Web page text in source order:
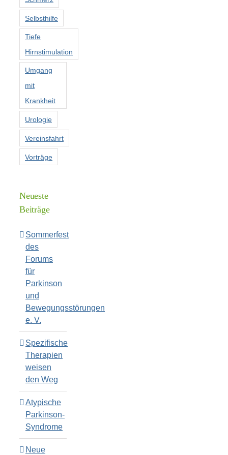
Selbsthilfe
Tiefe
Hirnstimulation
Umgang
mit
Krankheit
Urologie
Vereinsfahrt
Vorträge
Neueste
Beiträge
Sommerfest
des
Forums
für
Parkinson
und
Bewegungsstörungen
e. V.
Spezifische
Therapien
weisen
den Weg
Atypische
Parkinson-
Syndrome
Neue